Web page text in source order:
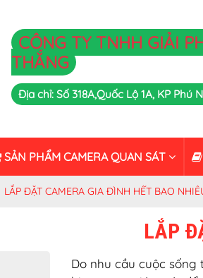
CÔNG TY TNHH GIẢI
THẮNG
Địa chỉ: Số 318A,Quốc Lộ 1A, KP Phú
SẢN PHẨM CAMERA QUAN SÁT
LẮP ĐẶT CAMERA GIA ĐÌNH HẾT BAO
LẮP
Do nhu cầu cuộc